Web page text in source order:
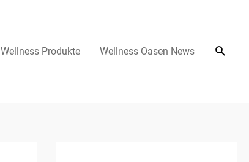
Wellness Produkte Wellness Oasen News